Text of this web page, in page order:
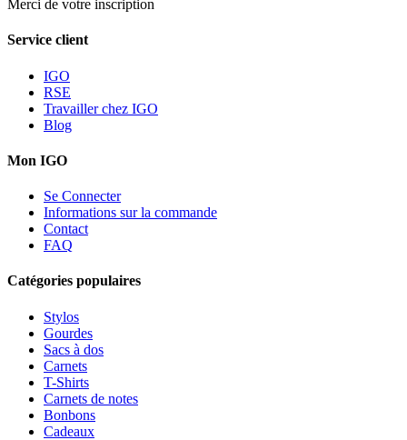
Merci de votre inscription
Service client
IGO
RSE
Travailler chez IGO
Blog
Mon IGO
Se Connecter
Informations sur la commande
Contact
FAQ
Catégories populaires
Stylos
Gourdes
Sacs à dos
Carnets
T-Shirts
Carnets de notes
Bonbons
Cadeaux